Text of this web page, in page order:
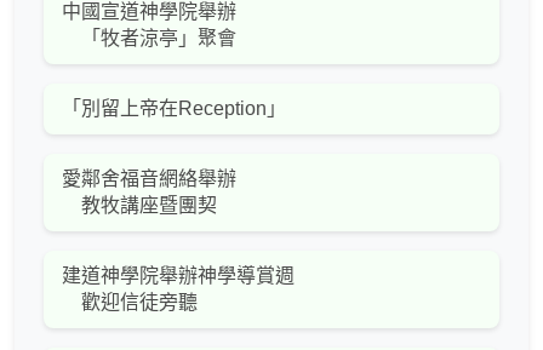
中國宣道神學院舉辦
「牧者涼亭」聚會
「別留上帝在Reception」
愛鄰舍福音網絡舉辦
教牧講座暨團契
建道神學院舉辦神學導賞週
歡迎信徒旁聽